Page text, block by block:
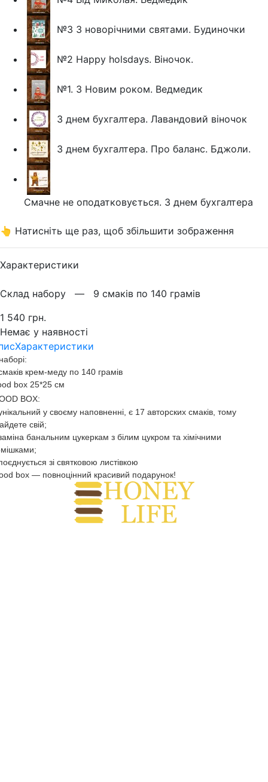
№3 З новорічними святами. Будиночки
№2 Happy holsdays. Віночок.
№1. З Новим роком. Ведмедик
З днем бухгалтера. Лавандовий віночок
З днем бухгалтера. Про баланс. Бджоли.
Смачне не оподатковується. З днем бухгалтера
👆 Натисніть ще раз, щоб збільшити зображення
Характеристики
Склад набору — 9 смаків по 140 грамів
1 540 грн.
Немає у наявності
Характеристики
крем-меду по 140 грамів
box 25*25 см
BOX:
у своєму наповненні, є 17 авторских смаків, тому
свій;
банальним цукеркам з білим цукром та хімічними
зі святковою листівкою
box — повноцінний красивий подарунок!